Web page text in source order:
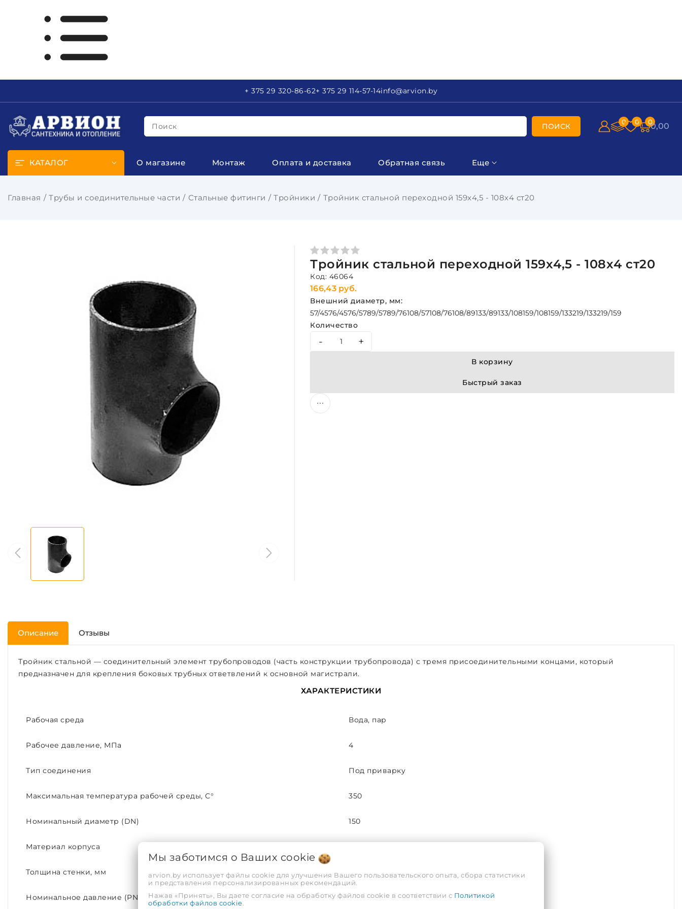
+ 375 29 320-86-62+ 375 29 114-57-14info@arvion.by
Поиск ПОИСК 0 0 00,00
КАТАЛОГ О магазине Монтаж Оплата и доставка Обратная связь Еще
Главная Трубы и соединительные части Стальные фитинги Тройники Тройник стальной переходной 159х4,5 - 108х4 ст20
Тройник стальной переходной 159х4,5 - 108х4 ст20
Код: 46064
166,43 руб.
Внешний диаметр, мм:
57/4576/4576/5789/5789/76108/57108/76108/89133/89133/108159/108159/133219/133219/159
Количество
- +
В корзину
Быстрый заказ
Описание Отзывы
Тройник стальной — соединительный элемент трубопроводов (часть конструкции трубопровода) с тремя присоединительными концами, который
предназначен для крепления боковых трубных ответвлений к основной магистрали.
ХАРАКТЕРИСТИКИ
Рабочая среда Вода, пар
Рабочее давление, МПа 4
Тип соединения Под приварку
Максимальная температура рабочей среды, С° 350
Номинальный диаметр (DN) 150
Материал корпуса
Толщина стенки, мм 4.5 | 4
Номинальное давление (PN) 40
Мы заботимся о Ваших cookie
arvion.by использует файлы cookie для улучшения Вашего пользовательского опыта, сбора статистики
и представления персонализированных рекомендаций.
Нажав «Принять», Вы даете согласие на обработку файлов cookie в соответствии с Политикой
обработки файлов cookie.